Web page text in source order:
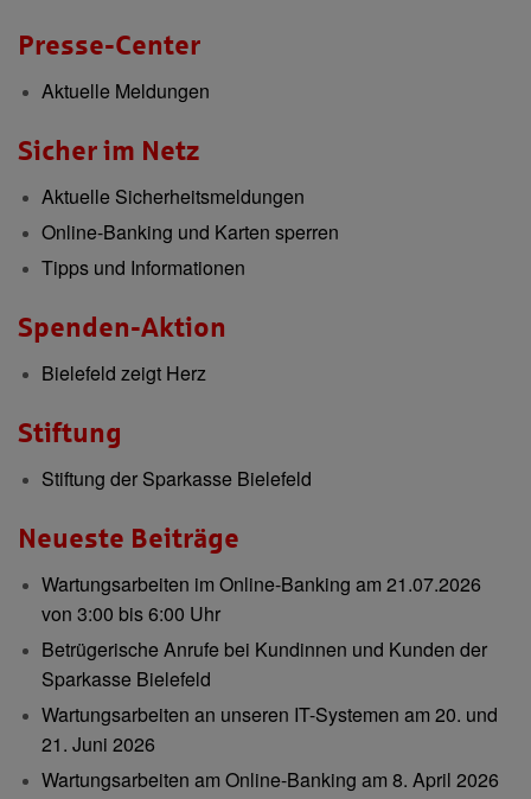
Presse-Center
Aktuelle Meldungen
Sicher im Netz
Aktuelle Sicherheitsmeldungen
Online-Banking und Karten sperren
Tipps und Informationen
Spenden-Aktion
Bielefeld zeigt Herz
Stiftung
Stiftung der Sparkasse Bielefeld
Neueste Beiträge
Wartungsarbeiten im Online-Banking am 21.07.2026
von 3:00 bis 6:00 Uhr
Betrügerische Anrufe bei Kundinnen und Kunden der
Sparkasse Bielefeld
Wartungsarbeiten an unseren IT-Systemen am 20. und
21. Juni 2026
Wartungsarbeiten am Online-Banking am 8. April 2026